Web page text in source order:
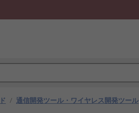
/ 通信開発ツール・ワイヤレス開発ツール